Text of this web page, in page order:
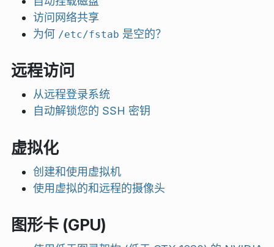
访问网络共享
为何 /etc/fstab 是空的？
远程访问
从远程登录系统
自动解锁您的 SSH 密钥
虚拟化
创建和使用虚拟机
使用虚拟的和远程的摄像头
图形卡 (GPU)